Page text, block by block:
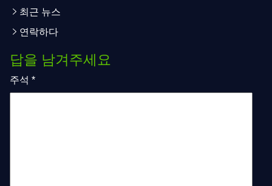
최근 뉴스
연락하다
답을 남겨주세요
주석 *